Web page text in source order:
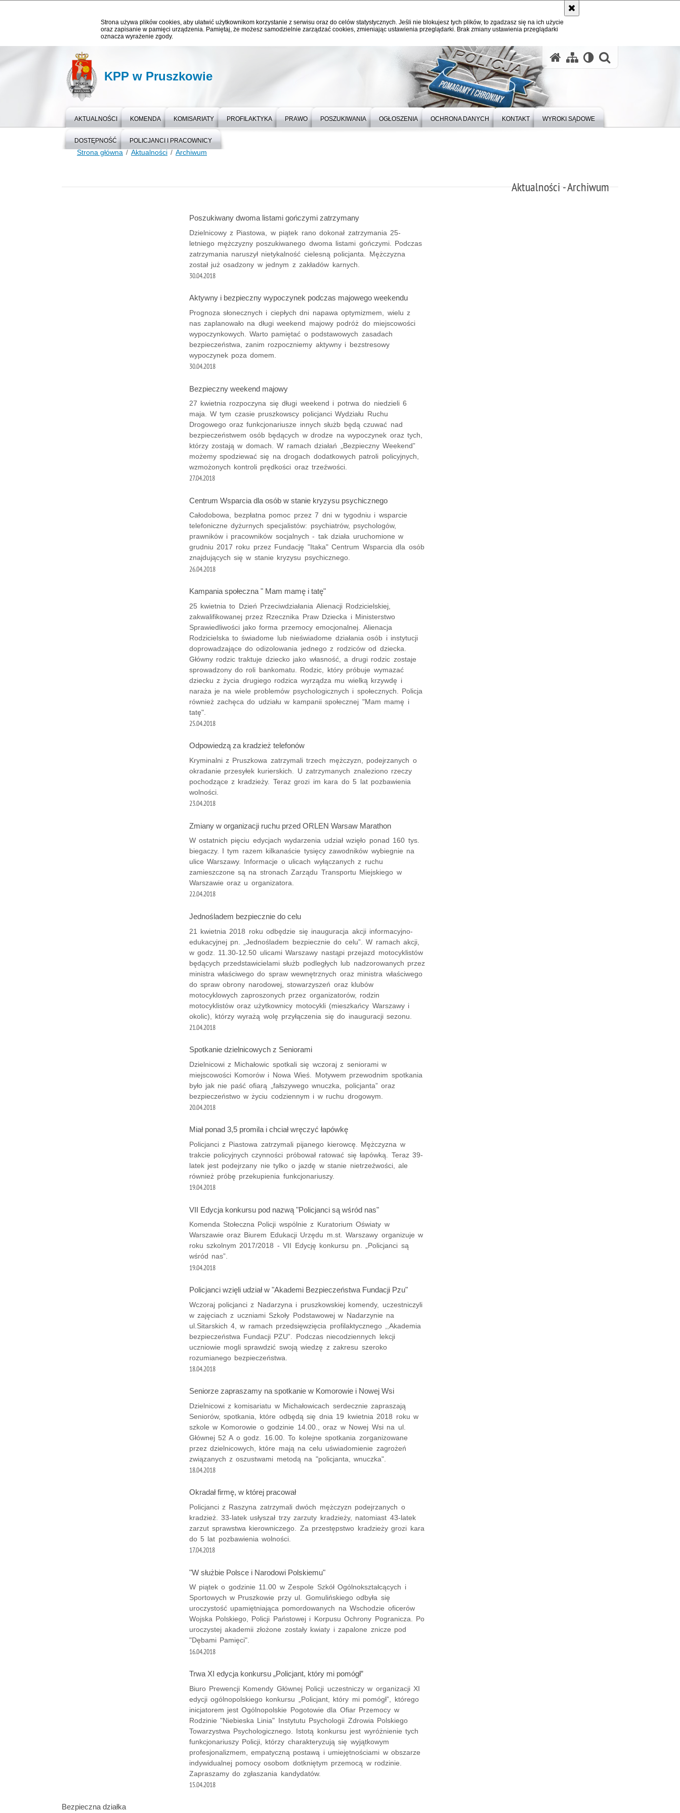
Strona używa plików cookies, aby ułatwić użytkownikom korzystanie z serwisu oraz do celów statystycznych. Jeśli nie blokujesz tych plików, to zgadzasz się na ich użycie
oraz zapisanie w pamięci urządzenia. Pamiętaj, że możesz samodzielnie zarządzać cookies, zmieniając ustawienia przeglądarki. Brak zmiany ustawienia przeglądarki
oznacza wyrażenie zgody.
KPP w Pruszkowie
AKTUALNOŚCI KOMENDA KOMISARIATY PROFILAKTYKA PRAWO POSZUKIWANIA OGŁOSZENIA OCHRONA DANYCH KONTAKT WYROKI SĄDOWE
DOSTĘPNOŚĆ POLICJANCI I PRACOWNICY
Strona główna Aktualności Archiwum
Aktualności - Archiwum
Poszukiwany dwoma listami gończymi zatrzymany
Dzielnicowy z Piastowa, w piątek rano dokonał zatrzymania 25-
letniego mężczyzny poszukiwanego dwoma listami gończymi. Podczas
zatrzymania naruszył nietykalność cielesną policjanta. Mężczyzna
został już osadzony w jednym z zakładów karnych.
30.04.2018
Aktywny i bezpieczny wypoczynek podczas majowego weekendu
Prognoza słonecznych i ciepłych dni napawa optymizmem, wielu z
nas zaplanowało na długi weekend majowy podróż do miejscowości
wypoczynkowych. Warto pamiętać o podstawowych zasadach
bezpieczeństwa, zanim rozpoczniemy aktywny i bezstresowy
wypoczynek poza domem.
30.04.2018
Bezpieczny weekend majowy
27 kwietnia rozpoczyna się długi weekend i potrwa do niedzieli 6
maja. W tym czasie pruszkowscy policjanci Wydziału Ruchu
Drogowego oraz funkcjonariusze innych służb będą czuwać nad
bezpieczeństwem osób będących w drodze na wypoczynek oraz tych,
którzy zostają w domach. W ramach działań „Bezpieczny Weekend”
możemy spodziewać się na drogach dodatkowych patroli policyjnych,
wzmożonych kontroli prędkości oraz trzeźwości.
27.04.2018
Centrum Wsparcia dla osób w stanie kryzysu psychicznego
Całodobowa, bezpłatna pomoc przez 7 dni w tygodniu i wsparcie
telefoniczne dyżurnych specjalistów: psychiatrów, psychologów,
prawników i pracowników socjalnych - tak działa uruchomione w
grudniu 2017 roku przez Fundację "Itaka" Centrum Wsparcia dla osób
znajdujących się w stanie kryzysu psychicznego.
26.04.2018
Kampania społeczna " Mam mamę i tatę"
25 kwietnia to Dzień Przeciwdziałania Alienacji Rodzicielskiej,
zakwalifikowanej przez Rzecznika Praw Dziecka i Ministerstwo
Sprawiedliwości jako forma przemocy emocjonalnej. Alienacja
Rodzicielska to świadome lub nieświadome działania osób i instytucji
doprowadzające do odizolowania jednego z rodziców od dziecka.
Główny rodzic traktuje dziecko jako własność, a drugi rodzic zostaje
sprowadzony do roli bankomatu. Rodzic, który próbuje wymazać
dziecku z życia drugiego rodzica wyrządza mu wielką krzywdę i
naraża je na wiele problemów psychologicznych i społecznych. Policja
również zachęca do udziału w kampanii społecznej "Mam mamę i
tatę".
25.04.2018
Odpowiedzą za kradzież telefonów
Kryminalni z Pruszkowa zatrzymali trzech mężczyzn, podejrzanych o
okradanie przesyłek kurierskich. U zatrzymanych znaleziono rzeczy
pochodzące z kradzieży. Teraz grozi im kara do 5 lat pozbawienia
wolności.
23.04.2018
Zmiany w organizacji ruchu przed ORLEN Warsaw Marathon
W ostatnich pięciu edycjach wydarzenia udział wzięło ponad 160 tys.
biegaczy. I tym razem kilkanaście tysięcy zawodników wybiegnie na
ulice Warszawy. Informacje o ulicach wyłączanych z ruchu
zamieszczone są na stronach Zarządu Transportu Miejskiego w
Warszawie oraz u organizatora.
22.04.2018
Jednośladem bezpiecznie do celu
21 kwietnia 2018 roku odbędzie się inauguracja akcji informacyjno-
edukacyjnej pn. „Jednośladem bezpiecznie do celu”. W ramach akcji,
w godz. 11.30-12.50 ulicami Warszawy nastąpi przejazd motocyklistów
będących przedstawicielami służb podległych lub nadzorowanych przez
ministra właściwego do spraw wewnętrznych oraz ministra właściwego
do spraw obrony narodowej, stowarzyszeń oraz klubów
motocyklowych zaproszonych przez organizatorów, rodzin
motocyklistów oraz użytkownicy motocykli (mieszkańcy Warszawy i
okolic), którzy wyrażą wolę przyłączenia się do inauguracji sezonu.
21.04.2018
Spotkanie dzielnicowych z Seniorami
Dzielnicowi z Michałowic spotkali się wczoraj z seniorami w
miejscowości Komorów i Nowa Wieś. Motywem przewodnim spotkania
było jak nie paść ofiarą „fałszywego wnuczka, policjanta” oraz
bezpieczeństwo w życiu codziennym i w ruchu drogowym.
20.04.2018
Miał ponad 3,5 promila i chciał wręczyć łapówkę
Policjanci z Piastowa zatrzymali pijanego kierowcę. Mężczyzna w
trakcie policyjnych czynności próbował ratować się łapówką. Teraz 39-
latek jest podejrzany nie tylko o jazdę w stanie nietrzeźwości, ale
również próbę przekupienia funkcjonariuszy.
19.04.2018
VII Edycja konkursu pod nazwą "Policjanci są wśród nas"
Komenda Stołeczna Policji wspólnie z Kuratorium Oświaty w
Warszawie oraz Biurem Edukacji Urzędu m.st. Warszawy organizuje w
roku szkolnym 2017/2018 - VII Edycję konkursu pn. „Policjanci są
wśród nas”.
19.04.2018
Policjanci wzięli udział w "Akademi Bezpieczeństwa Fundacji Pzu"
Wczoraj policjanci z Nadarzyna i pruszkowskiej komendy, uczestniczyli
w zajęciach z uczniami Szkoły Podstawowej w Nadarzynie na
ul.Sitarskich 4, w ramach przedsięwzięcia profilaktycznego ,,Akademia
bezpieczeństwa Fundacji PZU”. Podczas niecodziennych lekcji
uczniowie mogli sprawdzić swoją wiedzę z zakresu szeroko
rozumianego bezpieczeństwa.
18.04.2018
Seniorze zapraszamy na spotkanie w Komorowie i Nowej Wsi
Dzielnicowi z komisariatu w Michałowicach serdecznie zapraszają
Seniorów, spotkania, które odbędą się dnia 19 kwietnia 2018 roku w
szkole w Komorowie o godzinie 14.00., oraz w Nowej Wsi na ul.
Głównej 52 A o godz. 16.00. To kolejne spotkania zorganizowane
przez dzielnicowych, które mają na celu uświadomienie zagrożeń
związanych z oszustwami metodą na "policjanta, wnuczka".
18.04.2018
Okradał firmę, w której pracował
Policjanci z Raszyna zatrzymali dwóch mężczyzn podejrzanych o
kradzież. 33-latek usłyszał trzy zarzuty kradzieży, natomiast 43-latek
zarzut sprawstwa kierowniczego. Za przestępstwo kradzieży grozi kara
do 5 lat pozbawienia wolności.
17.04.2018
"W służbie Polsce i Narodowi Polskiemu"
W piątek o godzinie 11.00 w Zespole Szkół Ogólnokształcących i
Sportowych w Pruszkowie przy ul. Gomulińskiego odbyła się
uroczystość upamiętniająca pomordowanych na Wschodzie oficerów
Wojska Polskiego, Policji Państowej i Korpusu Ochrony Pogranicza. Po
uroczystej akademii złożone zostały kwiaty i zapalone znicze pod
"Dębami Pamięci".
16.04.2018
Trwa XI edycja konkursu „Policjant, który mi pomógł”
Biuro Prewencji Komendy Głównej Policji uczestniczy w organizacji XI
edycji ogólnopolskiego konkursu „Policjant, który mi pomógł”, którego
inicjatorem jest Ogólnopolskie Pogotowie dla Ofiar Przemocy w
Rodzinie "Niebieska Linia" Instytutu Psychologii Zdrowia Polskiego
Towarzystwa Psychologicznego. Istotą konkursu jest wyróżnienie tych
funkcjonariuszy Policji, którzy charakteryzują się wyjątkowym
profesjonalizmem, empatyczną postawą i umiejętnościami w obszarze
indywidualnej pomocy osobom dotkniętym przemocą w rodzinie.
Zapraszamy do zgłaszania kandydatów.
15.04.2018
Bezpieczna działka